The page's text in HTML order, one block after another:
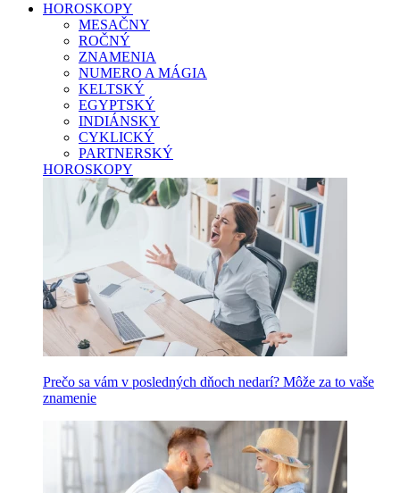
HOROSKOPY
MESAČNY
ROČNÝ
ZNAMENIA
NUMERO A MÁGIA
KELTSKÝ
EGYPTSKÝ
INDIÁNSKY
CYKLICKÝ
PARTNERSKÝ
HOROSKOPY
Prečo sa vám v posledných dňoch nedarí? Môže za to vaše
znamenie